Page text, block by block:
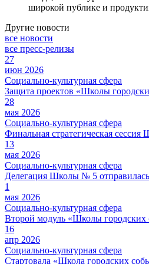
широкой публике и
Другие новости
все новости
все пресс-релизы
27
июн 2026
Социально-культурная сфера
Защита проектов «Школы
28
мая 2026
Социально-культурная сфера
Финальная стратегическая
13
мая 2026
Социально-культурная сфера
Делегация Школы № 5
1
мая 2026
Социально-культурная сфера
Второй модуль «Школы городских
16
апр 2026
Социально-культурная сфера
Стартовала «Школа городских